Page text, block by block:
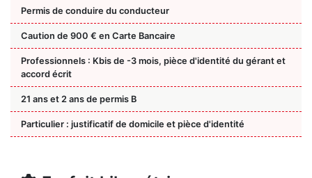
Permis de conduire du conducteur
Caution de 900 € en Carte Bancaire
Professionnels : Kbis de -3 mois, pièce d'identité du gérant et
accord écrit
21 ans et 2 ans de permis B
Particulier : justificatif de domicile et pièce d'identité